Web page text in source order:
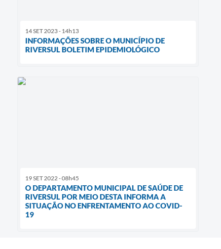
14 SET 2023 - 14h13
INFORMAÇÕES SOBRE O MUNICÍPIO DE
RIVERSUL BOLETIM EPIDEMIOLÓGICO
19 SET 2022 - 08h45
O DEPARTAMENTO MUNICIPAL DE SAÚDE DE
RIVERSUL POR MEIO DESTA INFORMA A
SITUAÇÃO NO ENFRENTAMENTO AO COVID-
19